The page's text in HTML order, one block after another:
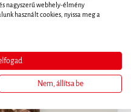
nagyszerű webhely-élmény
használt cookies, nyissa meg a
Nem, állítsa be